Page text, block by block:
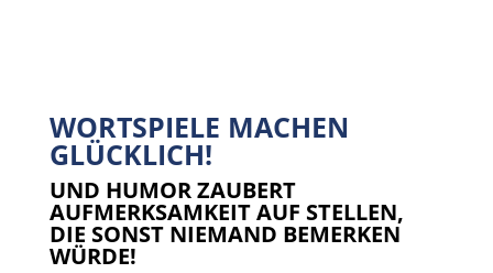
WORTSPIELE MACHEN
GLÜCKLICH!
UND HUMOR ZAUBERT
AUFMERKSAMKEIT AUF STELLEN,
DIE SONST NIEMAND BEMERKEN
WÜRDE!